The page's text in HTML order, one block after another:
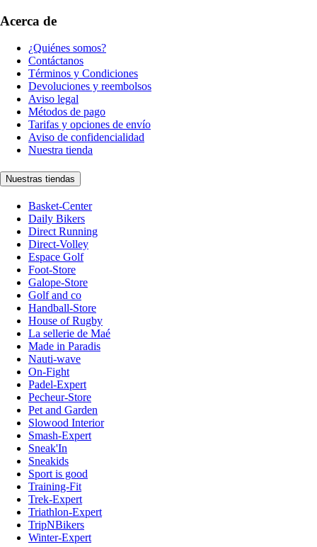
Acerca de
¿Quiénes somos?
Contáctanos
Términos y Condiciones
Devoluciones y reembolsos
Aviso legal
Métodos de pago
Tarifas y opciones de envío
Aviso de confidencialidad
Nuestra tienda
Nuestras tiendas
Basket-Center
Daily Bikers
Direct Running
Direct-Volley
Espace Golf
Foot-Store
Galope-Store
Golf and co
Handball-Store
House of Rugby
La sellerie de Maé
Made in Paradis
Nauti-wave
On-Fight
Padel-Expert
Pecheur-Store
Pet and Garden
Slowood Interior
Smash-Expert
Sneak'In
Sneakids
Sport is good
Training-Fit
Trek-Expert
Triathlon-Expert
TripNBikers
Winter-Expert